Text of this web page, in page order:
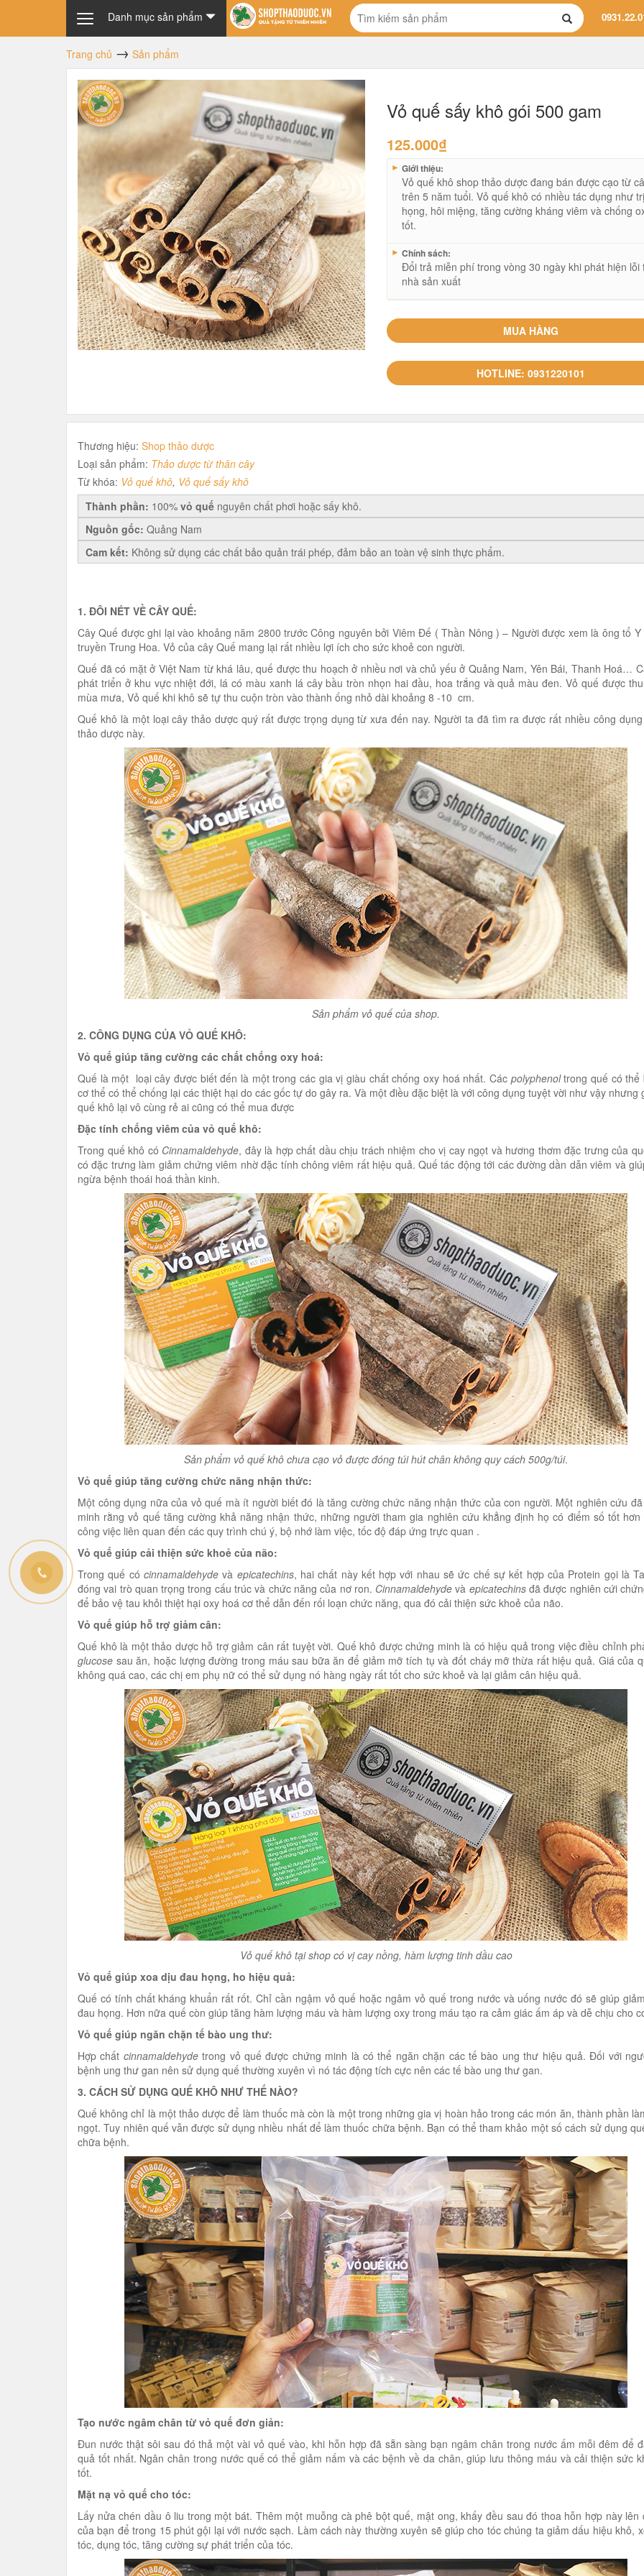
Danh mục sản phẩm
Trang chủ Sản phẩm
Vỏ quế sấy khô gói 500 gam
125.000₫
► Giới thiệu:
Vỏ quế khô shop thảo dược đang bán được cạo từ
trên 5 năm tuổi. Vỏ quế khô có nhiều tác dụng như
họng, hôi miệng, tăng cường kháng viêm và chống
tốt.
► Chính sách:
Đổi trả miễn phí trong vòng 30 ngày khi phát hiện lỗi
nhà sản xuất
MUA HÀNG
HOTLINE: 0931220101
Thương hiệu: Shop thảo dược
Loại sản phẩm: Thảo dược từ thân cây
Từ khóa: Vỏ quế khô, Vỏ quế sấy khô
Thành phần: 100% vỏ quế nguyên chất phơi hoặc sấy khô.
Nguồn gốc: Quảng Nam
Cam kết: Không sử dụng các chất bảo quản trái phép, đảm bảo an toàn vệ sinh thực phẩm.
1. ĐÔI NÉT VỀ CÂY QUẾ:
Cây Quế được ghi lại vào khoảng năm 2800 trước Công nguyên bởi Viêm Đế ( Thần Nông ) – Người được xem là ông tổ Y
truyền Trung Hoa. Vỏ của cây Quế mang lại rất nhiều lợi ích cho sức khoẻ con người.
Quế đã có mặt ở Việt Nam từ khá lâu, quế được thu hoạch ở nhiều nơi và chủ yếu ở Quảng Nam, Yên Bái, Thanh Hoá…
phát triển ở khu vực nhiệt đới, lá có màu xanh lá cây bầu tròn nhọn hai đầu, hoa trắng và quả màu đen. Vỏ quế được
mùa mưa, Vỏ quế khi khô sẽ tự thu cuộn tròn vào thành ống nhỏ dài khoảng 8 -10 cm.
Quế khô là một loại cây thảo dược quý rất được trọng dụng từ xưa đến nay. Người ta đã tìm ra được rất nhiều công
thảo dược này.
Sản phẩm vỏ quế của shop.
2. CÔNG DỤNG CỦA VỎ QUẾ KHÔ:
Vỏ quế giúp tăng cường các chất chống oxy hoá:
Quế là một loại cây được biết đến là một trong các gia vị giàu chất chống oxy hoá nhất. Các polyphenoltrong quế có thể
cơ thể có thể chống lại các thiệt hại do các gốc tự do gây ra. Và một điều đặc biệt là với công dụng tuyệt vời như vậy nhưng
quế khô lại vô cùng rẻ ai cũng có thể mua được
Đặc tính chống viêm của vỏ quế khô:
Trong quế khô có Cinnamaldehyde, đây là hợp chất dầu chịu trách nhiệm cho vị cay ngọt và hương thơm đặc trưng của
có đặc trưng làm giảm chứng viêm nhờ đặc tính chông viêm rất hiệu quả. Quế tác động tới các đường dần dẫn viêm và
ngừa bệnh thoái hoá thần kinh.
Sản phẩm vỏ quế khô chưa cạo vỏ được đóng túi hút chân không quy cách 500g/túi.
Vỏ quế giúp tăng cường chức năng nhận thức:
Một công dụng nữa của vỏ quế mà ít người biết đó là tăng cường chức năng nhận thức của con người. Một nghiên cứu
minh rằng vỏ quế tăng cường khả năng nhận thức, những người tham gia nghiên cứu khẳng định họ có điểm số tốt hơn
công việc liên quan đến các quy trình chú ý, bộ nhớ làm việc, tốc độ đáp ứng trực quan .
Vỏ quế giúp cải thiện sức khoẻ của não:
Trong quế có cinnamaldehydevà epicatechins, hai chất này kết hợp với nhau sẽ ức chế sự kết hợp của Protein gọi là
đóng vai trò quan trọng trong cấu trúc và chức năng của nơ ron. Cinnamaldehyde và epicatechinsđã được nghiên cứi
để bảo vệ tau khỏi thiệt hại oxy hoá cơ thể dẫn đến rối loạn chức năng, qua đó cải thiện sức khoẻ của não.
Vỏ quế giúp hỗ trợ giảm cân:
Quế khô là một thảo dược hỗ trợ giảm cân rất tuyệt vời. Quế khô được chứng minh là có hiệu quả trong việc điều chỉnh
glucose sau ăn, hoặc lượng đường trong máu sau bữa ăn để giảm mỡ tích tụ và đốt cháy mỡ thừa rất hiệu quả. Giá của
không quá cao, các chị em phụ nữ có thể sử dụng nó hàng ngày rất tốt cho sức khoẻ và lại giảm cân hiệu quả.
Vỏ quế khô tại shop có vị cay nồng, hàm lượng tinh dầu cao
Vỏ quế giúp xoa dịu đau họng, ho hiệu quả:
Quế có tính chất kháng khuẩn rất rốt. Chỉ cần ngậm vỏ quế hoặc ngâm vỏ quế trong nước và uống nước đó sẽ giúp
đau họng. Hơn nữa quế còn giúp tăng hàm lượng máu và hàm lượng oxy trong máu tạo ra cảm giác ấm áp và dễ chịu cho
Vỏ quế giúp ngăn chặn tế bào ung thư:
Hợp chất cinnamaldehydetrong vỏ quế được chứng minh là có thể ngăn chặn các tế bào ung thư hiệu quả. Đối với
bệnh ung thư gan nên sử dụng quế thường xuyên vì nó tác động tích cực nên các tế bào ung thư gan.
3. CÁCH SỬ DỤNG QUẾ KHÔ NHƯ THẾ NÀO?
Quế không chỉ là một thảo dược để làm thuốc mà còn là một trong những gia vị hoàn hảo trong các món ăn, thành phần
ngọt. Tuy nhiên quế vẫn được sử dụng nhiều nhất để làm thuốc chữa bệnh. Bạn có thể tham khảo một số cách sử dụng
chữa bệnh.
Tạo nước ngâm chân từ vỏ quế đơn giản:
Đun nước thật sôi sau đó thả một vài vỏ quế vào, khi hỗn hợp đã sẵn sàng bạn ngâm chân trong nước ấm mỗi đêm để
quả tốt nhất. Ngân chân trong nước quế có thể giảm nấm và các bệnh về da chân, giúp lưu thông máu và cải thiện sức
tốt.
Mặt nạ vỏ quế cho tóc:
Lấy nửa chén dầu ô liu trong một bát. Thêm một muỗng cà phê bột quế, mật ong, khấy đều sau đó thoa hỗn hợp này lên
của bạn để trong 15 phút gội lại với nước sạch. Làm cách này thường xuyên sẽ giúp cho tóc chúng ta giảm dấu hiệu khô,
tóc, dụng tóc, tăng cường sự phát triển của tóc.